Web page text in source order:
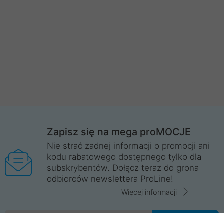
Zapisz się na mega proMOCJE
Nie strać żadnej informacji o promocji ani
kodu rabatowego dostępnego tylko dla
subskrybentów. Dołącz teraz do grona
odbiorców newslettera ProLine!
Więcej informacji